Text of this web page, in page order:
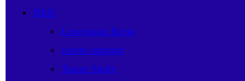
BKK
Lowongan Kerja
career support
Tracer Study